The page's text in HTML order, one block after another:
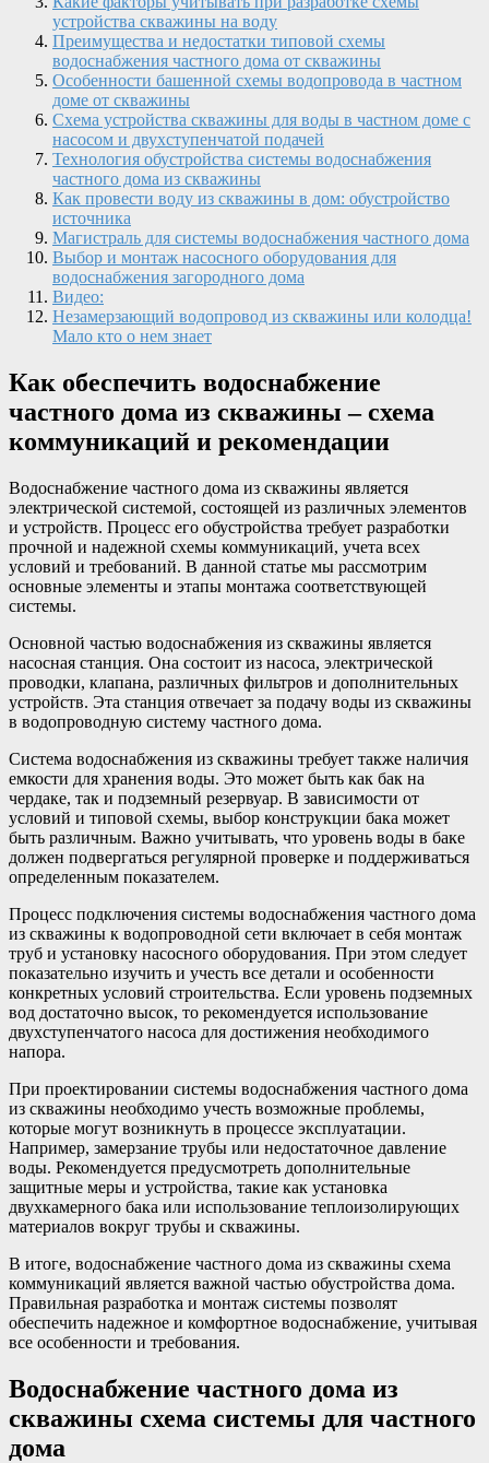
устройства скважины на воду
Преимущества и недостатки типовой схемы
водоснабжения частного дома от скважины
Особенности башенной схемы водопровода в частном
доме от скважины
Схема устройства скважины для воды в частном доме с
насосом и двухступенчатой подачей
Технология обустройства системы водоснабжения
частного дома из скважины
Как провести воду из скважины в дом: обустройство
источника
Магистраль для системы водоснабжения частного дома
Выбор и монтаж насосного оборудования для
водоснабжения загородного дома
Видео:
Незамерзающий водопровод из скважины или колодца!
Мало кто о нем знает
Как обеспечить водоснабжение
частного дома из скважины – схема
коммуникаций и рекомендации
Водоснабжение частного дома из скважины является
электрической системой, состоящей из различных элементов
и устройств. Процесс его обустройства требует разработки
прочной и надежной схемы коммуникаций, учета всех
условий и требований. В данной статье мы рассмотрим
основные элементы и этапы монтажа соответствующей
системы.
Основной частью водоснабжения из скважины является
насосная станция. Она состоит из насоса, электрической
проводки, клапана, различных фильтров и дополнительных
устройств. Эта станция отвечает за подачу воды из скважины
в водопроводную систему частного дома.
Система водоснабжения из скважины требует также наличия
емкости для хранения воды. Это может быть как бак на
чердаке, так и подземный резервуар. В зависимости от
условий и типовой схемы, выбор конструкции бака может
быть различным. Важно учитывать, что уровень воды в баке
должен подвергаться регулярной проверке и поддерживаться
определенным показателем.
Процесс подключения системы водоснабжения частного дома
из скважины к водопроводной сети включает в себя монтаж
труб и установку насосного оборудования. При этом следует
показательно изучить и учесть все детали и особенности
конкретных условий строительства. Если уровень подземных
вод достаточно высок, то рекомендуется использование
двухступенчатого насоса для достижения необходимого
напора.
При проектировании системы водоснабжения частного дома
из скважины необходимо учесть возможные проблемы,
которые могут возникнуть в процессе эксплуатации.
Например, замерзание трубы или недостаточное давление
воды. Рекомендуется предусмотреть дополнительные
защитные меры и устройства, такие как установка
двухкамерного бака или использование теплоизолирующих
материалов вокруг трубы и скважины.
В итоге, водоснабжение частного дома из скважины схема
коммуникаций является важной частью обустройства дома.
Правильная разработка и монтаж системы позволят
обеспечить надежное и комфортное водоснабжение, учитывая
все особенности и требования.
Водоснабжение частного дома из
скважины схема системы для частного
дома